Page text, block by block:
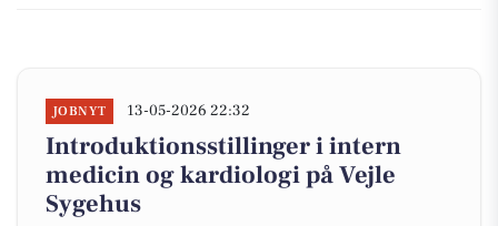
JOBNYT 13-05-2026 22:32
Introduktionsstillinger i intern
medicin og kardiologi på Vejle
Sygehus